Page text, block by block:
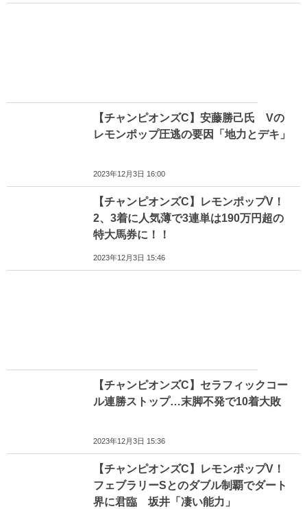
【チャンピオンズC】安藤勝己氏 Vの
レモンポップ圧逃の要因「地力とデキ」
2023年12月3日 16:00
【チャンピオンズC】レモンポップV！
2、3着に人気薄で3連単は190万円超の
特大馬券に！！
2023年12月3日 15:46
【チャンピオンズC】セラフィックコー
ル連勝ストップ…末脚不発で10着大敗
2023年12月3日 15:36
【チャンピオンズC】レモンポップV！
フェブラリーSとのダブル制覇でダート
界に君臨 坂井「凄い能力」